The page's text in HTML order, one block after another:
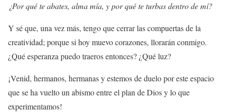
¿Por qué te abates, alma mía, y por qué te turbas dentro de mí?
Y sé que, una vez más, tengo que cerrar las compuertas de la
creatividad; porque si hoy muevo corazones, llorarán conmigo.
¿Qué esperanza puedo traeros entonces? ¿Qué luz?
¡Venid, hermanos, hermanas y estemos de duelo por este espacio
que se ha vuelto un abismo entre el plan de Dios y lo que
experimentamos!